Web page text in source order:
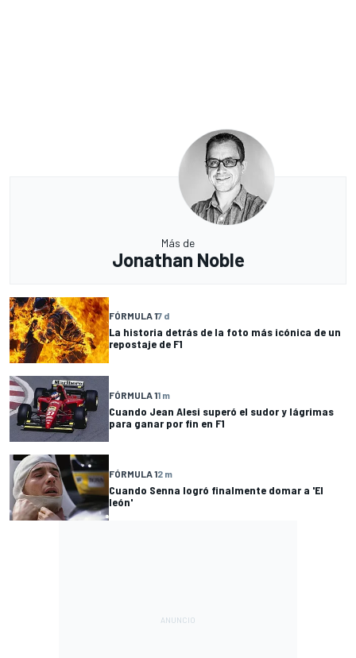
Más de
Jonathan Noble
FÓRMULA 17 d
La historia detrás de la foto más icónica de un
repostaje de F1
FÓRMULA 11 m
Cuando Jean Alesi superó el sudor y lágrimas
para ganar por fin en F1
FÓRMULA 12 m
Cuando Senna logró finalmente domar a 'El
león'